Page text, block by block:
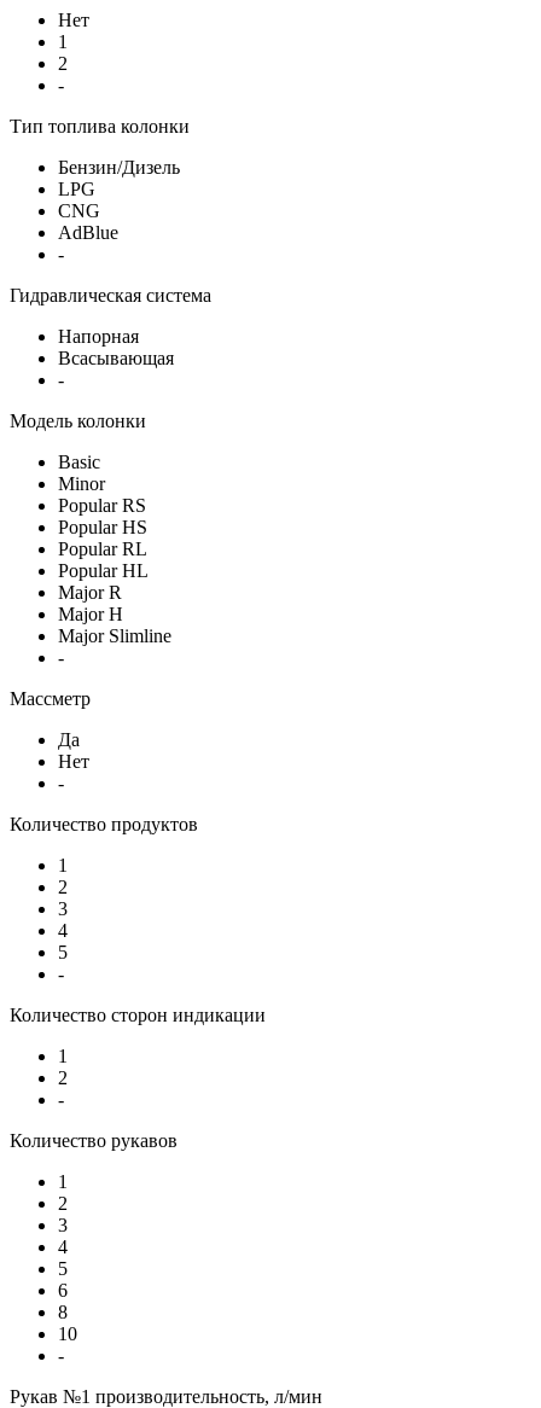
Нет
1
2
-
Тип топлива колонки
Бензин/Дизель
LPG
CNG
AdBlue
-
Гидравлическая система
Напорная
Всасывающая
-
Модель колонки
Basic
Minor
Popular RS
Popular HS
Popular RL
Popular HL
Major R
Major H
Major Slimline
-
Массметр
Да
Нет
-
Количество продуктов
1
2
3
4
5
-
Количество сторон индикации
1
2
-
Количество рукавов
1
2
3
4
5
6
8
10
-
Рукав №1 производительность, л/мин